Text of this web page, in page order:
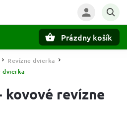
Prázdny košík
/ Revízne dvierka /
dvierka
kovové revízne